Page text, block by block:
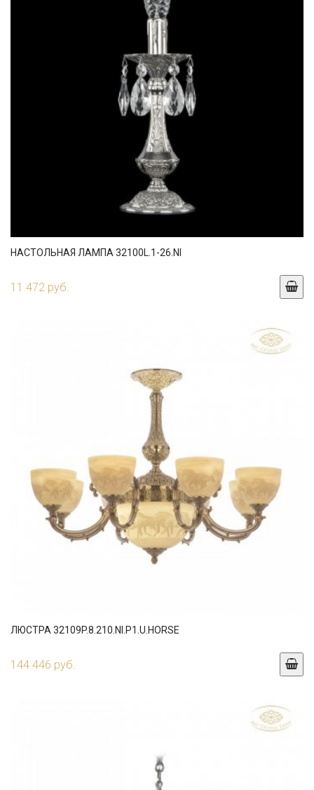
НАСТОЛЬНАЯ ЛАМПА 32100L.1-26.NI
11 472 руб.
ЛЮСТРА 32109P.8.210.NI.P1.U.HORSE
144 446 руб.